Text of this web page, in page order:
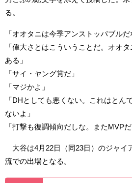
る。
「オオタニは今季アンストッパブルだ
「偉大さとはこういうことだ。オオ
ある」
「サイ・ヤング賞だ」
「マジかよ」
「DHとしても悪くない。これはとん
ないよ」
「打撃も復調傾向だしな。またMVPだ
大谷は4月22日（同23日）のジャイ
流での出場となる。